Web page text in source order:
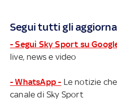
Segui tutti gli
- Segui Sky Sport su
live, news e video
- WhatsApp - Le notizie
canale di Sky Sport